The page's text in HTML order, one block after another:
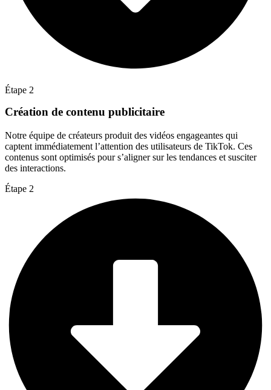
Étape 2
Création de contenu publicitaire
Notre équipe de créateurs produit des vidéos engageantes qui
captent immédiatement l’attention des utilisateurs de TikTok. Ces
contenus sont optimisés pour s’aligner sur les tendances et susciter
des interactions.
Étape 2